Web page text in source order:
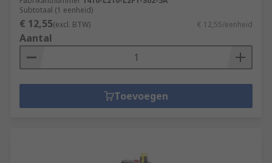
Subtotaal (1 eenheid)
€ 12,55(excl. BTW) € 12,55/eenheid
Aantal
Toevoegen